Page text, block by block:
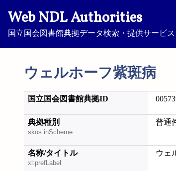
Web NDL Authorities
国立国会図書館典拠データ検索・提供サービス
ウェルホーフ紫斑病
国立国会図書館典拠ID
典拠種別
skos:inScheme
普通
名称/タイトル
xl:prefLabel
ウェ